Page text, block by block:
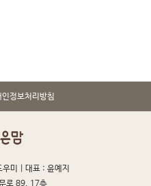
인정보처리방침
미 | 대표 : 윤예지
로 89, 17층